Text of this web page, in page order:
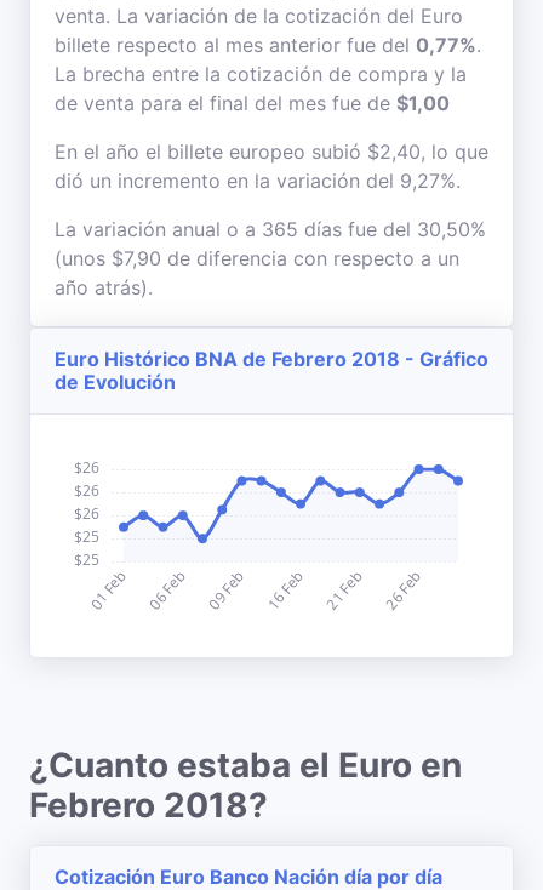
venta. La variación de la cotización del Euro
billete respecto al mes anterior fue del 0,77%.
La brecha entre la cotización de compra y la
de venta para el final del mes fue de $1,00
En el año el billete europeo subió $2,40, lo que
dió un incremento en la variación del 9,27%.
La variación anual o a 365 días fue del 30,50%
(unos $7,90 de diferencia con respecto a un
año atrás).
Euro Histórico BNA de Febrero 2018 - Gráfico
de Evolución
¿Cuanto estaba el Euro en
Febrero 2018?
Cotización Euro Banco Nación día por día